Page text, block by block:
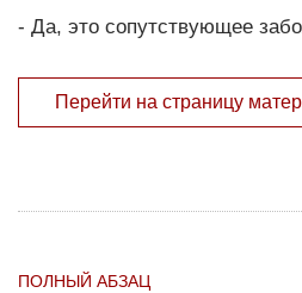
- Да, это сопутствующее
Перейти на страницу
ПОЛНЫЙ АБЗАЦ